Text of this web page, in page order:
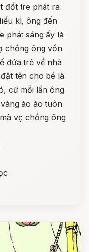
đốt tre phát ra
kì, ông đến
phát sáng ấy là
chồng ông vốn
đứa trẻ về nhà
tên cho bé là
cứ mỗi lần ông
ào ào tuôn
vợ chồng ông